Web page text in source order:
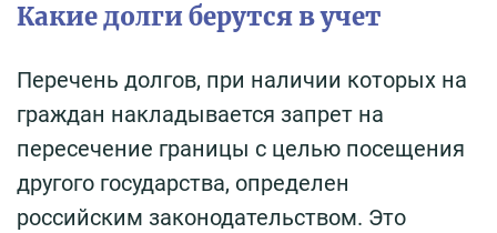
Какие долги берутся в учет
Перечень долгов, при наличии которых на
граждан накладывается запрет на
пересечение границы с целью посещения
другого государства, определен
российским законодательством. Это